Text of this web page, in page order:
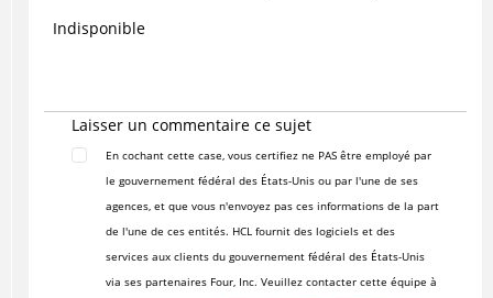
Indisponible
Laisser un commentaire ce sujet
En cochant cette case, vous certifiez ne PAS être employé par
le gouvernement fédéral des États-Unis ou par l'une de ses
agences, et que vous n'envoyez pas ces informations de la part
de l'une de ces entités. HCL fournit des logiciels et des
services aux clients du gouvernement fédéral des États-Unis
via ses partenaires Four, Inc. Veuillez contacter cette équipe à